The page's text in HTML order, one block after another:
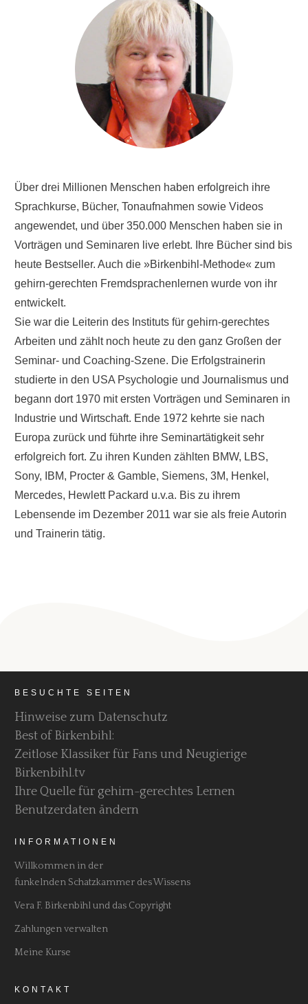
Über drei Millionen Menschen haben erfolgreich ihre
Sprachkurse, Bücher, Tonaufnahmen sowie Videos
angewendet, und über 350.000 Menschen haben sie in
Vorträgen und Seminaren live erlebt. Ihre Bücher sind bis
heute Bestseller. Auch die »Birkenbihl-Methode« zum
gehirn-gerechten Fremdsprachenlernen wurde von ihr
entwickelt.
Sie war die Leiterin des Instituts für gehirn-gerechtes
Arbeiten und zählt noch heute zu den ganz Großen der
Seminar- und Coaching-Szene. Die Erfolgstrainerin
studierte in den USA Psychologie und Journalismus und
begann dort 1970 mit ersten Vorträgen und Seminaren in
Industrie und Wirtschaft. Ende 1972 kehrte sie nach
Europa zurück und führte ihre Seminartätigkeit sehr
erfolgreich fort. Zu ihren Kunden zählten BMW, LBS,
Sony, IBM, Procter & Gamble, Siemens, 3M, Henkel,
Mercedes, Hewlett Packard u.v.a. Bis zu ihrem
Lebensende im Dezember 2011 war sie als freie Autorin
und Trainerin tätig.
BESUCHTE SEITEN
Hinweise zum Datenschutz
Best of Birkenbihl:
Zeitlose Klassiker für Fans und Neugierige
Birkenbihl.tv
Ihre Quelle für gehirn-gerechtes Lernen
Benutzerdaten ändern
INFORMATIONEN
Willkommen in der
funkelnden Schatzkammer des Wissens
Vera F. Birkenbihl und das Copyright
Zahlungen verwalten
Meine Kurse
KONTAKT